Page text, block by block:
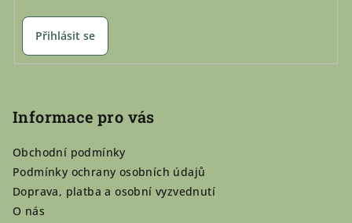
Přihlásit se
Informace pro vás
Obchodní podmínky
Podmínky ochrany osobních údajů
Doprava, platba a osobní vyzvednutí
O nás